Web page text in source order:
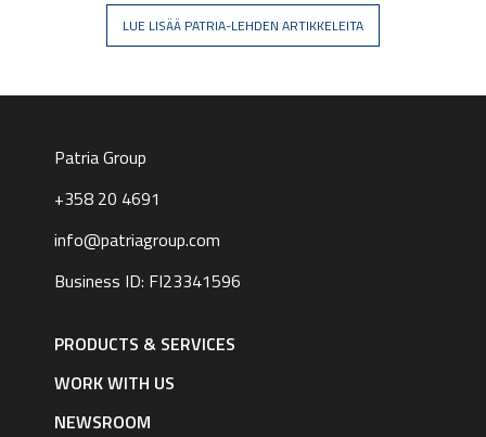
LUE LISÄÄ PATRIA-LEHDEN ARTIKKELEITA
Patria Group
+358 20 4691
info@patriagroup.com
Business ID: FI23341596
navigation
|PRODUCTS & SERVICES
WORK WITH US
NEWSROOM